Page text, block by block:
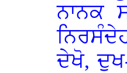
ਨਾਨਕ
ਦੇਖੋ,